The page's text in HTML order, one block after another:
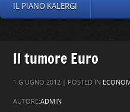
IL PIANO KALERGI
Il tumore Euro
1 GIUGNO 2012 | POSTED IN
AUTORE:ADMIN